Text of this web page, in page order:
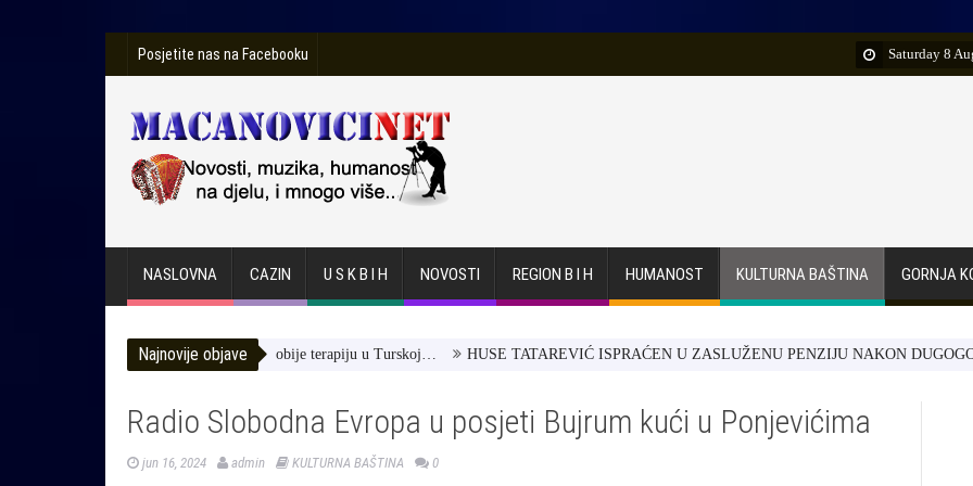
Posjetite nas na Facebooku Saturday 8
NASLOVNA CAZIN U S K B I H NOVOSTI REGION B I H HUMANOST KULTURNA BAŠTINA GORNJA
Najnovije objave
Toromanović -Pomozimo joj da dobije terapiju u Turskoj… HUSE TATAREVIĆ ISPRAĆEN U ZASLUŽENU PENZIJU NAKON
Radio Slobodna Evropa u posjeti Bujrum kući u Ponjevićima
jun 16, 2024 admin KULTURNA BAŠTINA 0